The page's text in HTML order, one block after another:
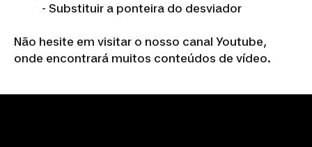
- Substituir a ponteira do desviador
Não hesite em visitar o nosso canal Youtube,
onde encontrará muitos conteúdos de vídeo.